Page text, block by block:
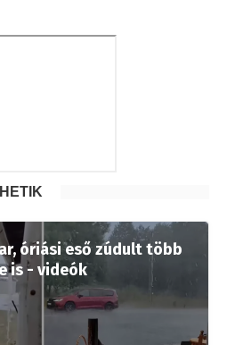
óriási eső zúdult több
is - videók